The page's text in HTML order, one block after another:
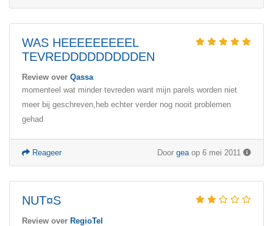
WAS HEEEEEEEEEL
TEVREDDDDDDDDDEN
Review over Qassa
momenteel wat minder tevreden want mijn parels worden niet
meer bij geschreven,heb echter verder nog nooit problemen
gehad
Door gea op 6 mei 2011
Reageer
NUT¤S
Review over RegioTel